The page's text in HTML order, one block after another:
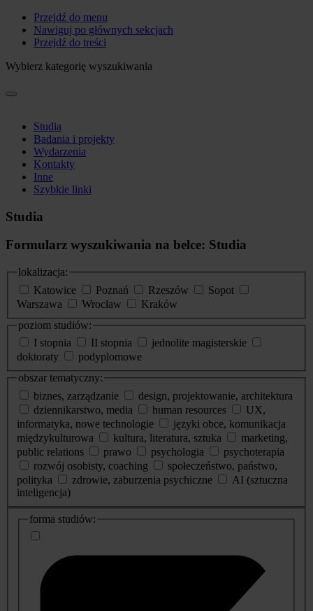
Przejdź do menu
Nawiguj po głównych sekcjach
Przejdź do treści
Wybierz kategorię wyszukiwania
Studia
Badania i projekty
Wydarzenia
Kontakty
Inne
Szybkie linki
Studia
Formularz wyszukiwania na belce: Studia
lokalizacja:
Katowice
Poznań Rzeszów
Sopot
Warszawa
Wrocław
Kraków
poziom studiów:
I stopnia
II stopnia
jednolite magisterskie
doktoraty
podyplomowe
obszar tematyczny:
biznes, zarządzanie
design, projektowanie, architektura
dziennikarstwo, media
human resources
UX,
informatyka, nowe technologie
języki obce, komunikacja
międzykulturowa
kultura, literatura, sztuka
marketing,
public relations
prawo psychologia
psychoterapia
rozwój osobisty, coaching
społeczeństwo, państwo,
polityka
zdrowie, zaburzenia psychiczne
AI (sztuczna
inteligencja)
dodatkowe
informacje
forma studiów: